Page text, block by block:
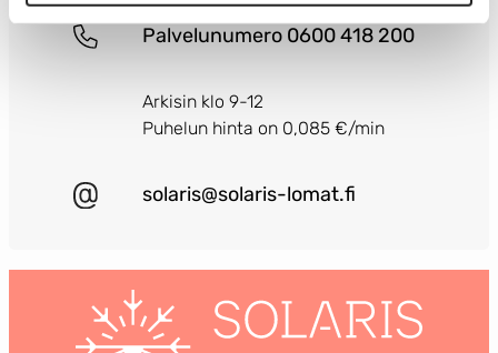
Palvelunumero 0600 418 200
Arkisin klo 9-12
Puhelun hinta on 0,085 €/min
solaris@solaris-lomat.fi